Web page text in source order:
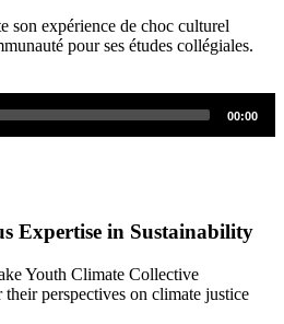
son expérience de choc culturel
pour ses études collégiales.
00:00
Expertise in Sustainability
Youth Climate Collective
perspectives on climate justice